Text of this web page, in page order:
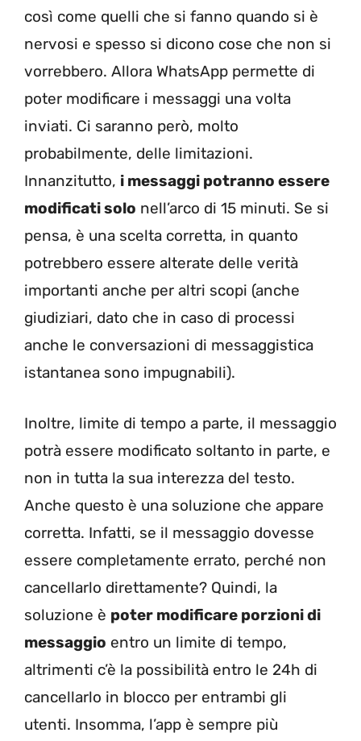
così come quelli che si fanno quando si è
nervosi e spesso si dicono cose che non si
vorrebbero. Allora WhatsApp permette di
poter modificare i messaggi una volta
inviati. Ci saranno però, molto
probabilmente, delle limitazioni.
Innanzitutto, i messaggi potranno essere
modificati solo nell’arco di 15 minuti. Se si
pensa, è una scelta corretta, in quanto
potrebbero essere alterate delle verità
importanti anche per altri scopi (anche
giudiziari, dato che in caso di processi
anche le conversazioni di messaggistica
istantanea sono impugnabili).
Inoltre, limite di tempo a parte, il messaggio
potrà essere modificato soltanto in parte, e
non in tutta la sua interezza del testo.
Anche questo è una soluzione che appare
corretta. Infatti, se il messaggio dovesse
essere completamente errato, perché non
cancellarlo direttamente? Quindi, la
soluzione è poter modificare porzioni di
messaggio entro un limite di tempo,
altrimenti c’è la possibilità entro le 24h di
cancellarlo in blocco per entrambi gli
utenti. Insomma, l’app è sempre più